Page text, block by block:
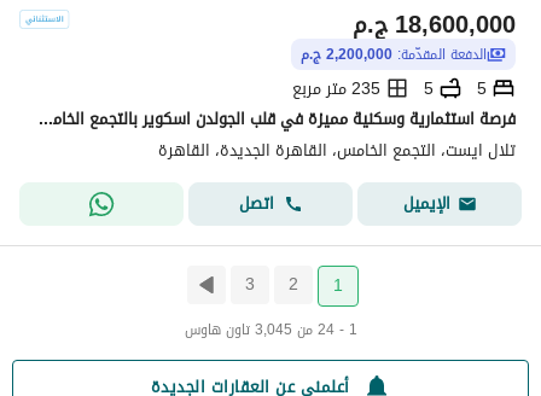
ج.م18,600,000
الدفعة المقدّمة: 2,200,000 ج.م
5
5
235 متر مربع
فرصة استثمارية وسكنية مميزة في قلب الجولدن اسكوير بالتجمع الخامس استلم تاون هاوس كامل التشطيب بالتكيفات مقدم 2 مليون واقساط حتى 2031
تلال ايست، التجمع الخامس، القاهرة الجديدة، القاهرة
الإيميل
اتصل
1
2
3
1 - 24 من 3,045 تاون هاوس
أعلمني عن العقارات الجديدة